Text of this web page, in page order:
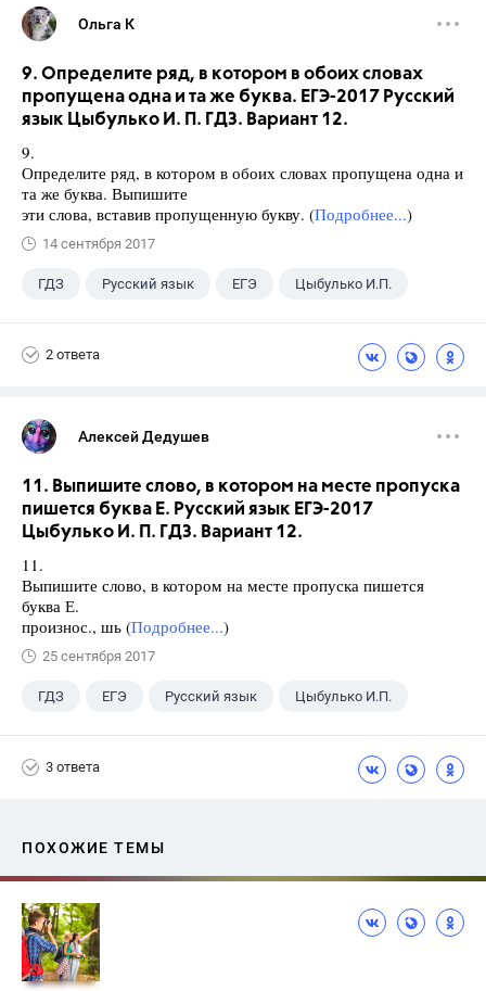
Ольга К
9. Определите ряд, в котором в обоих словах
пропущена одна и та же буква. ЕГЭ-2017 Русский
язык Цыбулько И. П. ГДЗ. Вариант 12.
9.
Определите ряд, в котором в обоих словах пропущена одна и
та же буква. Выпишите
эти слова, вставив пропущенную букву. (Подробнее...)
14 сентября 2017
ГДЗ Русский язык ЕГЭ Цыбулько И.П.
2 ответа
Алексей Дедушев
11. Выпишите слово, в котором на месте пропуска
пишется буква Е. Русский язык ЕГЭ-2017
Цыбулько И. П. ГДЗ. Вариант 12.
11.
Выпишите слово, в котором на месте пропуска пишется
буква Е.
произнос., шь (Подробнее...)
25 сентября 2017
ГДЗ ЕГЭ Русский язык Цыбулько И.П.
3 ответа
ПОХОЖИЕ ТЕМЫ